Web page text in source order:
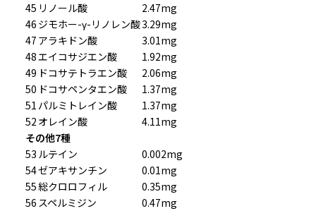
45 リノール酸
2.47mg
46 ジモホー-γ-リノレン酸3.29mg
47 アラキドン酸
3.01mg
48エイコサジエン酸
1.92mg
49 ドコサテトラエン酸
2.06mg
50 ドコサペンタエン酸
1.37mg
51 パルミトレイン酸
1.37mg
52 オレイン酸
4.11mg
その他7種
53 ルテイン
0.002mg
54ゼアキサンチン
0.01mg
55総クロロフィル
0.35mg
56 スペルミジン
0.47mg